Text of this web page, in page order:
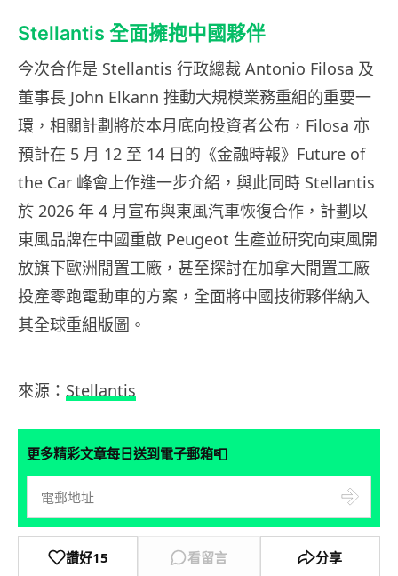
Stellantis 全面擁抱中國夥伴
今次合作是 Stellantis 行政總裁 Antonio Filosa 及
董事長 John Elkann 推動大規模業務重組的重要一
環，相關計劃將於本月底向投資者公布，Filosa 亦
預計在 5 月 12 至 14 日的《金融時報》Future of
the Car 峰會上作進一步介紹，與此同時 Stellantis
於 2026 年 4 月宣布與東風汽車恢復合作，計劃以
東風品牌在中國重啟 Peugeot 生產並研究向東風開
放旗下歐洲閒置工廠，甚至探討在加拿大閒置工廠
投產零跑電動車的方案，全面將中國技術夥伴納入
其全球重組版圖。
來源： Stellantis
更多精彩文章每日送到電子郵箱📮
讚好15 看留言 分享